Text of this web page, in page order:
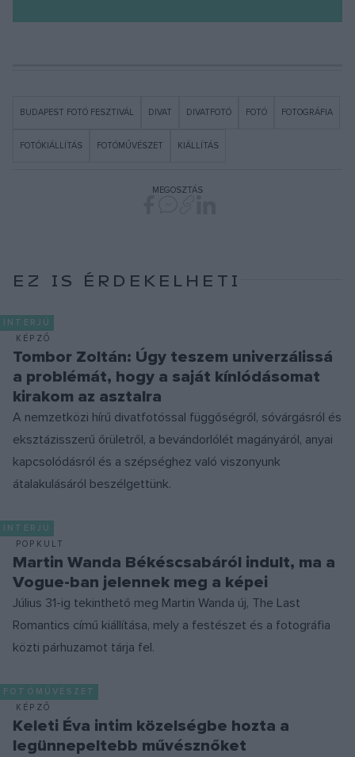
BUDAPEST FOTÓ FESZTIVÁL DIVAT DIVATFOTÓ FOTÓ FOTOGRÁFIA
FOTÓKIÁLLÍTÁS FOTÓMŰVÉSZET KIÁLLÍTÁS
MEGOSZTÁS
EZ IS ÉRDEKELHETI
INTERJÚ
KÉPZŐ
Tombor Zoltán: Úgy teszem univerzálissá
a problémát, hogy a saját kínlódásomat
kirakom az asztalra
A nemzetközi hírű divatfotóssal függőségről, sóvárgásról és
eksztázisszerű őrületről, a bevándorlólét magányáról, anyai
kapcsolódásról és a szépséghez való viszonyunk
átalakulásáról beszélgettünk.
INTERJÚ
POPKULT
Martin Wanda Békéscsabáról indult, ma a
Vogue-ban jelennek meg a képei
Július 31-ig tekinthető meg Martin Wanda új, The Last
Romantics című kiállítása, mely a festészet és a fotográfia
közti párhuzamot tárja fel.
FOTÓMŰVÉSZET
KÉPZŐ
Keleti Éva intim közelségbe hozta a
legünnepeltebb művésznőket